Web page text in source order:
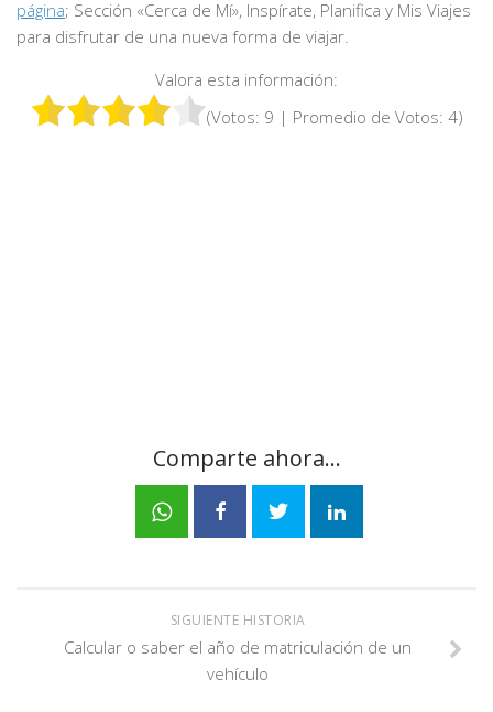
página; Sección «Cerca de Mí», Inspírate, Planifica y Mis Viajes
para disfrutar de una nueva forma de viajar.
Valora esta información:
(Votos: 9 | Promedio de Votos: 4)
Comparte ahora...
SIGUIENTE HISTORIA
Calcular o saber el año de matriculación de un
vehículo